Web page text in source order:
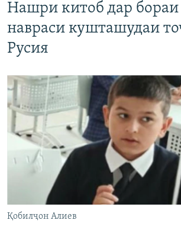
Нашри китоб дар бораи
навраси кушташудаи
Русия
Қобилҷон Алиев